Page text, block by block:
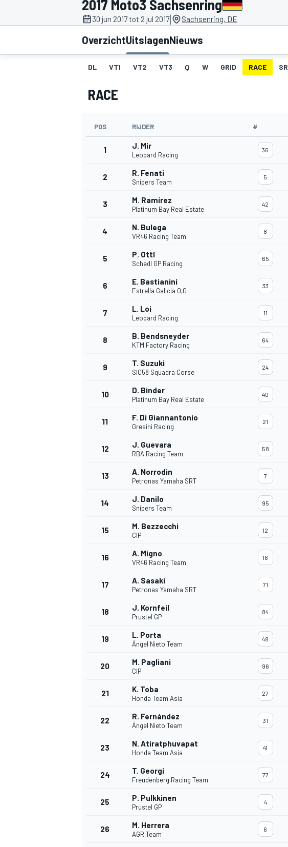
2017 Moto3 Sachsenring
30 jun 2017 tot 2 jul 2017| Sachsenring, DE
OverzichtUitslagenNieuws
DL VT1 VT2 VT3 Q W GRID RACE SR
RACE
POS RIJDER #
1 J. Mir
Leopard Racing
36
2 R. Fenati
Snipers Team
5
3 M. Ramírez
Platinum Bay Real Estate
42
4 N. Bulega
VR46 Racing Team
8
5 P. Ottl
Schedl GP Racing
65
6 E. Bastianini
Estrella Galicia 0,0
33
7 L. Loi
Leopard Racing
11
8 B. Bendsneyder
KTM Factory Racing
64
9 T. Suzuki
SIC58 Squadra Corse
24
10 D. Binder
Platinum Bay Real Estate
40
11 F. Di Giannantonio
Gresini Racing
21
12 J. Guevara
RBA Racing Team
58
13 A. Norrodin
Petronas Yamaha SRT
7
14 J. Danilo
Snipers Team
95
15 M. Bezzecchi
CIP
12
16 A. Migno
VR46 Racing Team
16
17 A. Sasaki
Petronas Yamaha SRT
71
18 J. Kornfeil
Prustel GP
84
19 L. Porta
Ángel Nieto Team
48
20 M. Pagliani
CIP
96
21 K. Toba
Honda Team Asia
27
22 R. Fernández
Ángel Nieto Team
31
23 N. Atiratphuvapat
Honda Team Asia
41
24 T. Georgi
Freudenberg Racing Team
77
25 P. Pulkkinen
Prustel GP
4
26 M. Herrera
AGR Team
6